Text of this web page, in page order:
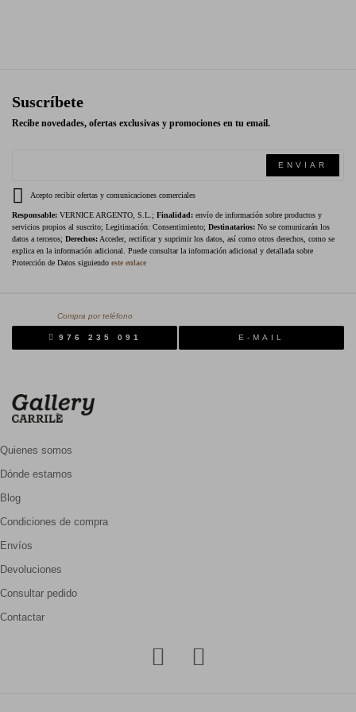
Suscríbete
Recibe novedades, ofertas exclusivas y promociones en tu email.
ENVIAR
Acepto recibir ofertas y comunicaciones comerciales
Responsable: VERNICE ARGENTO, S.L.; Finalidad: envío de información sobre productos y
servicios propios al suscrito; Legitimación: Consentimiento; Destinatarios: No se comunicarán los
datos a terceros; Derechos: Acceder, rectificar y suprimir los datos, así como otros derechos, como se
explica en la información adicional. Puede consultar la información adicional y detallada sobre
Protección de Datos siguiendo este enlace
Compra por teléfono
976 235 091 E-MAIL
Quienes somos
Dónde estamos
Blog
Condiciones de compra
Envíos
Devoluciones
Consultar pedido
Contactar